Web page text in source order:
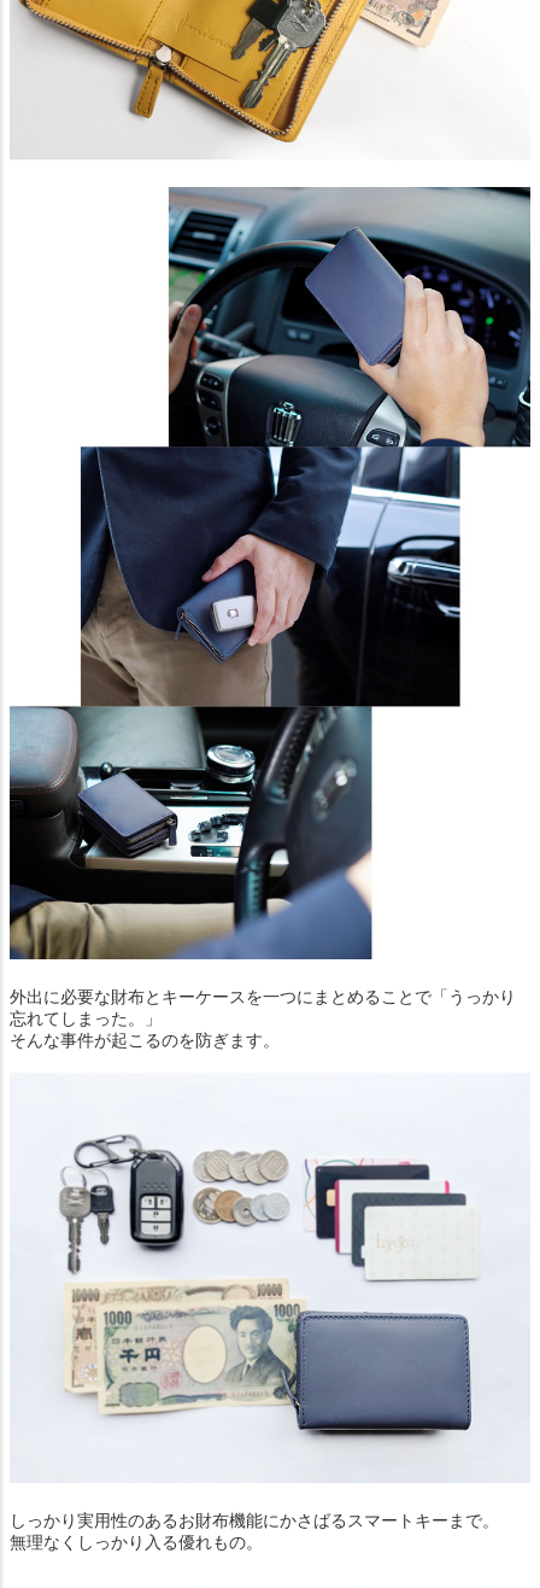
外出に必要な財布とキーケースを一つにまとめることで「うっかり
忘れてしまった。」
そんな事件が起こるのを防ぎます。
しっかり実用性のあるお財布機能にかさばるスマートキーまで。
無理なくしっかり入る優れもの。